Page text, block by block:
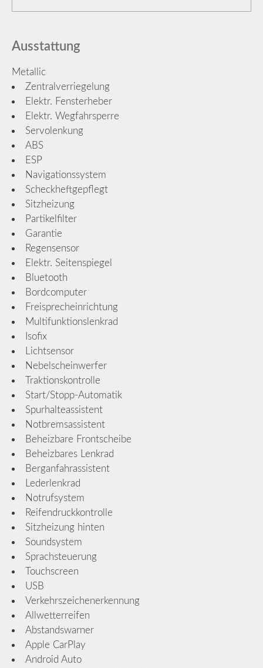
Ausstattung
Metallic
Zentralverriegelung
Elektr. Fensterheber
Elektr. Wegfahrsperre
Servolenkung
ABS
ESP
Navigationssystem
Scheckheftgepflegt
Sitzheizung
Partikelfilter
Garantie
Regensensor
Elektr. Seitenspiegel
Bluetooth
Bordcomputer
Freisprecheinrichtung
Multifunktionslenkrad
Isofix
Lichtsensor
Nebelscheinwerfer
Traktionskontrolle
Start/Stopp-Automatik
Spurhalteassistent
Notbremsassistent
Beheizbare Frontscheibe
Beheizbares Lenkrad
Berganfahrassistent
Lederlenkrad
Notrufsystem
Reifendruckkontrolle
Sitzheizung hinten
Soundsystem
Sprachsteuerung
Touchscreen
USB
Verkehrszeichenerkennung
Allwetterreifen
Abstandswarner
Apple CarPlay
Android Auto